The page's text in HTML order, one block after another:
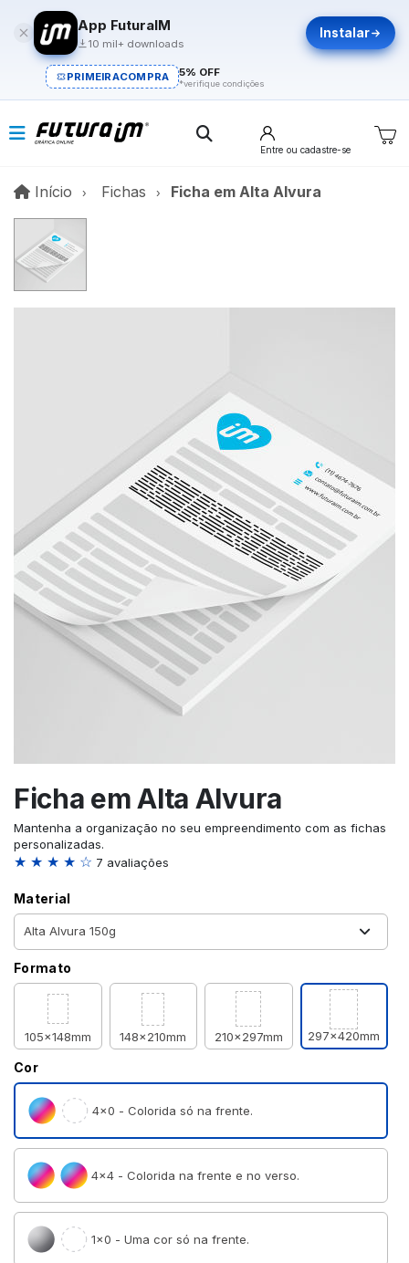
App FuturaIM
10 mil+ downloads
Instalar
PRIMEIRACOMPRA 5% OFF
*verifique condições
Entre ou cadastre-se
Início InícioFichas Ficha em Alta Alvura
Ficha em Alta Alvura
Mantenha a organização no seu empreendimento com as fichas
personalizadas.
★ ★ ★ ★ ☆ 7 avaliações
Material
Formato
105x148mm 148x210mm 210x297mm 297x420mm
Cor
4×0 - Colorida só na frente.
4×4 - Colorida na frente e no verso.
1×0 - Uma cor só na frente.